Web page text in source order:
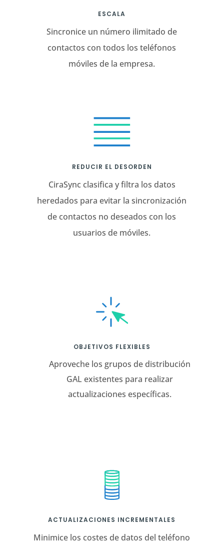
ESCALA
Sincronice un número ilimitado de
contactos con todos los teléfonos
móviles de la empresa.
REDUCIR EL DESORDEN
CiraSync clasifica y filtra los datos
heredados para evitar la sincronización
de contactos no deseados con los
usuarios de móviles.
OBJETIVOS FLEXIBLES
Aproveche los grupos de distribución
GAL existentes para realizar
actualizaciones específicas.
ACTUALIZACIONES INCREMENTALES
Minimice los costes de datos del teléfono